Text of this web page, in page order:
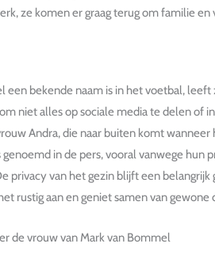
ze komen er graag terug om familie
een bekende naam is in het voetbal,
niet alles op sociale media te delen of
Andra, die naar buiten komt wanneer
in de pers, vooral vanwege hun
privacy van het gezin blijft een
rustig aan en geniet samen van gewone
de vrouw van Mark van Bommel